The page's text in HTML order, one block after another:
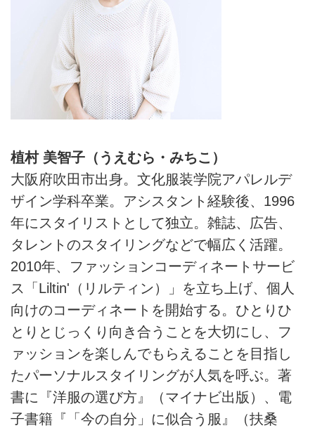
植村 美智子（うえむら・みちこ）
大阪府吹田市出身。文化服装学院アパレルデ
ザイン学科卒業。アシスタント経験後、1996
年にスタイリストとして独立。雑誌、広告、
タレントのスタイリングなどで幅広く活躍。
2010年、ファッションコーディネートサービ
ス「Liltin'（リルティン）」を立ち上げ、個人
向けのコーディネートを開始する。ひとりひ
とりとじっくり向き合うことを大切にし、フ
ァッションを楽しんでもらえることを目指し
たパーソナルスタイリングが人気を呼ぶ。著
書に『洋服の選び方』（マイナビ出版）、電
子書籍『「今の自分」に似合う服』（扶桑